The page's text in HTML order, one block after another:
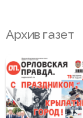
Архив газет